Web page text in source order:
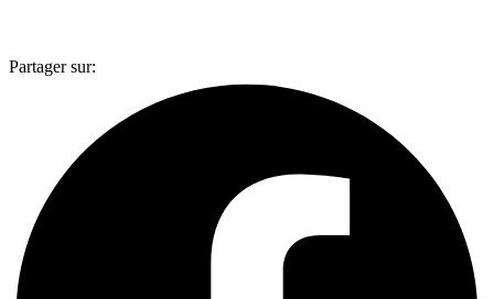
Partager sur: